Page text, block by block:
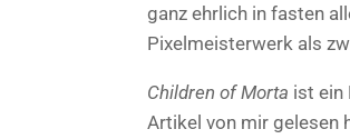
ganz ehrlich in fasten
Pixelmeisterwerk als
Children of Morta ist ein
Artikel von mir gelesen